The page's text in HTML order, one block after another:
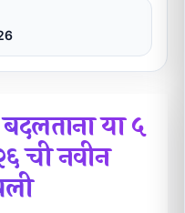
या ५
ची नवीन